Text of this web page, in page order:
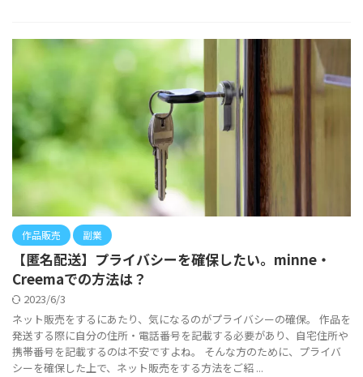
作品販売 副業
【匿名配送】プライバシーを確保したい。minne・
Creemaでの方法は？
2023/6/3
ネット販売をするにあたり、気になるのがプライバシーの確保。 作品を
発送する際に自分の住所・電話番号を記載する必要があり、自宅住所や
携帯番号を記載するのは不安ですよね。 そんな方のために、プライバ
シーを確保した上で、ネット販売をする方法をご紹 ...